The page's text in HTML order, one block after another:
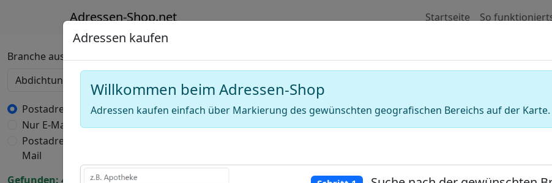
Adressen-Shop.net Startseite So
Branche auswählen
Postadressen
Nur E-Mail-Adressen
Postadressen mit E-
Mail
Gefunden: 418 Adressen
Deutschland Karte für Adressen von
+
−
polygon
a
Draw
Adressen kaufen
Willkommen beim Adressen-Shop
Adressen kaufen einfach über Markierung des gewünschten geografischen Bereichs auf der Karte.